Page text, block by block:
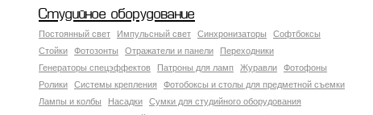
Студийное оборудование
Постоянный свет Импульсный свет Синхронизаторы
Софтбоксы
Стойки
Фотозонты Отражатели и панели
Переходники
Генераторы спецэффектов
Патроны для ламп Журавли
Фотофоны
Ролики
Системы крепления
Фотобоксы и столы для предметной съемки
Лампы и колбы
Насадки
Сумки для студийного оборудования